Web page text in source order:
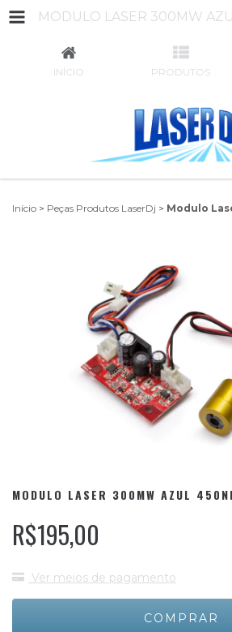
INÍCIO PRODUTOS
Início > Peças Produtos LaserDj > Modulo
MODULO LASER 300MW AZUL
R$195,00
Ver meios de pagamento